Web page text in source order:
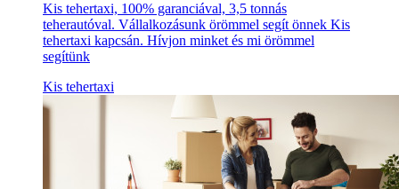
Kis tehertaxi, 100% garanciával, 3,5 tonnás
teherautóval. Vállalkozásunk örömmel segít önnek Kis
tehertaxi kapcsán. Hívjon minket és mi örömmel
segítünk
Kis tehertaxi